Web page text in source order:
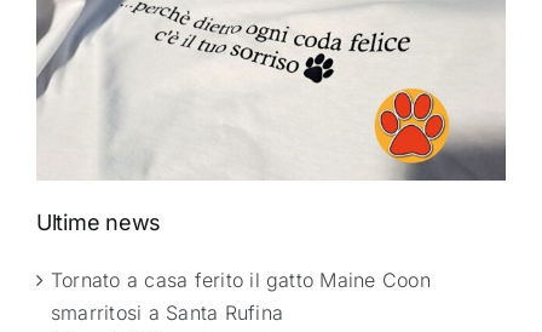
Ultime news
Tornato a casa ferito il gatto Maine Coon
smarritosi a Santa Rufina